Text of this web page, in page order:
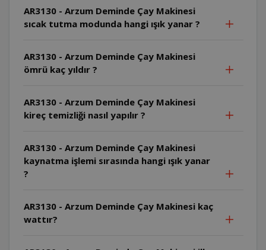
AR3130 - Arzum Deminde Çay Makinesi
sıcak tutma modunda hangi ışık yanar ?
AR3130 - Arzum Deminde Çay Makinesi
ömrü kaç yıldır ?
AR3130 - Arzum Deminde Çay Makinesi
kireç temizliği nasıl yapılır ?
AR3130 - Arzum Deminde Çay Makinesi
kaynatma işlemi sırasında hangi ışık yanar
?
AR3130 - Arzum Deminde Çay Makinesi kaç
wattır?